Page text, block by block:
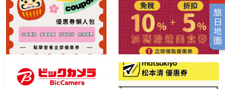
旅日地圖